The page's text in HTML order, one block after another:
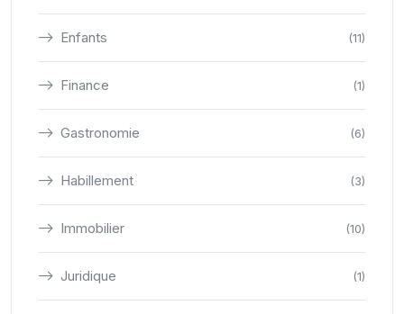
Enfants (11)
Finance (1)
Gastronomie (6)
Habillement (3)
Immobilier (10)
Juridique (1)